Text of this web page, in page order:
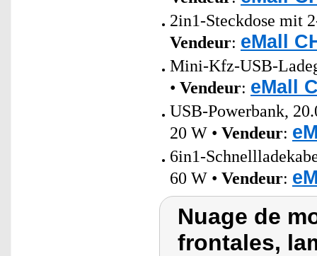
2in1-Steckdose mit
Vendeur: eMall
Mini-Kfz-USB-
• Vendeur: eMall
USB-Powerbank,
20 W • Vendeur:
6in1-
60 W • Vendeur:
Nuage de
frontales,